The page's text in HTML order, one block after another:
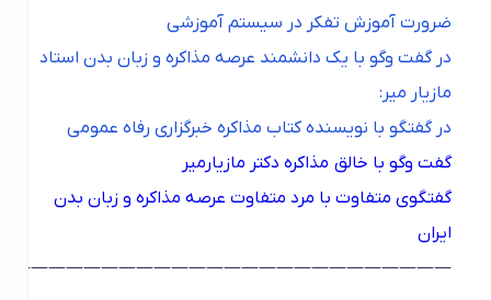
ضرورت آموزش تفکر در سیستم آموزشی
در گفت وگو با یک دانشمند عرصه مذاکره و زبان بدن استاد
مازیار میر:
در گفتگو با نویسنده کتاب مذاکره خبرگزاری رفاه عمومی
گفت وگو با خالق مذاکره دکتر مازیارمیر
گفتگوی متفاوت با مرد متفاوت عرصه مذاکره و زبان بدن
ایران